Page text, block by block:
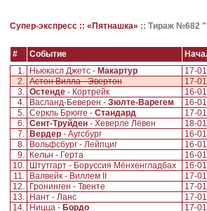
Супер-экспресс :: «Пятнашка» :: Тираж №682
# Событие
1.
Ньюкасл Джетс - Макартур 17-
2. Астон Вилла - Эвертон 17-
3. Остенде - Кортрейк 16-
4.
Васланд-Беверен - Зюлте-Варегем 16-
5. Серкль Брюгге - Стандард 17-
6. Сент-Труйден - Хеверле Лёвен 18-
7.
Вердер - Аугсбург 16-
8.
Вольфсбург - Лейпциг 16-
9.
Кельн - Герта 16-
10.
Штутгарт - Боруссия Мёнхенгладбах 16-
11.
Валвейк - Виллем II 17-
12.
Гронинген - Твенте 17-
13.
Нант - Ланс 17-
14.
Ницца - Бордо 17-